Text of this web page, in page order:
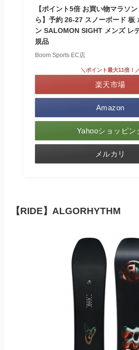
【ポイント5倍 お買い物マラソ
ら】予約 26-27 スノーボード 板
ン SALOMON SIGHT メンズ レ
規品
Boom Sports EC店
Amazon
＼ポイント最大11倍！
楽天市場
Yahooショッピン
メルカリ
【RIDE】ALGORHYTHM